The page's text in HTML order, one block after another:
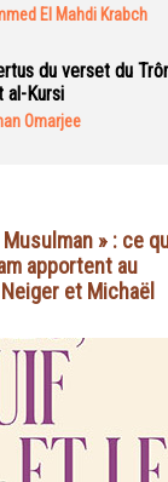
El Mahdi Krabch
du verset du
al-Kursi
Omarjee
» : ce
apportent au
et Michaël